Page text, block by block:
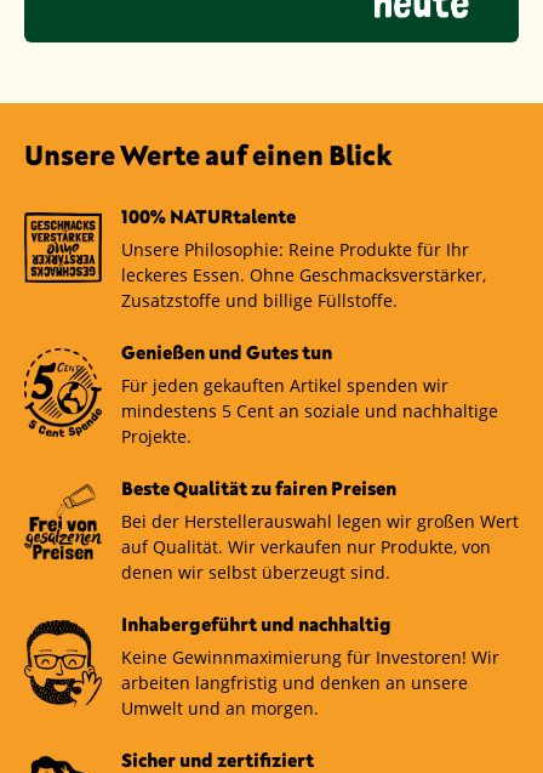
Unsere Werte auf einen Blick
100% NATURtalente
Unsere Philosophie: Reine Produkte für Ihr
leckeres Essen. Ohne Geschmacksverstärker,
Zusatzstoffe und billige Füllstoffe.
Genießen und Gutes tun
Für jeden gekauften Artikel spenden wir
mindestens 5 Cent an soziale und nachhaltige
Projekte.
Beste Qualität zu fairen Preisen
Bei der Herstellerauswahl legen wir großen Wert
auf Qualität. Wir verkaufen nur Produkte, von
denen wir selbst überzeugt sind.
Inhabergeführt und nachhaltig
Keine Gewinnmaximierung für Investoren! Wir
arbeiten langfristig und denken an unsere
Umwelt und an morgen.
Sicher und zertifiziert